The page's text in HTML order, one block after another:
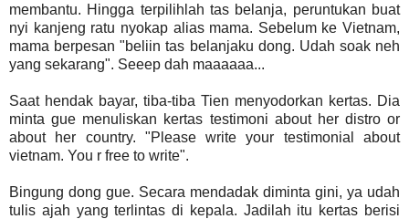
membantu. Hingga terpilihlah tas belanja, peruntukan buat
nyi kanjeng ratu nyokap alias mama. Sebelum ke Vietnam,
mama berpesan "beliin tas belanjaku dong. Udah soak neh
yang sekarang". Seeep dah maaaaaa...
Saat hendak bayar, tiba-tiba Tien menyodorkan kertas. Dia
minta gue menuliskan kertas testimoni about her distro or
about her country. "Please write your testimonial about
vietnam. You r free to write".
Bingung dong gue. Secara mendadak diminta gini, ya udah
tulis ajah yang terlintas di kepala. Jadilah itu kertas berisi